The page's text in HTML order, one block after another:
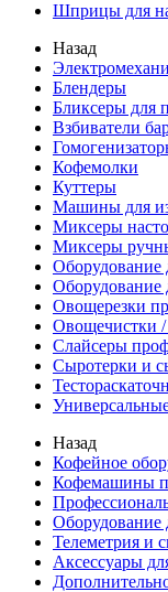
Шприцы для
Назад
Блендеры
Бликсеры для
Взбиватели
Кофемолки
Куттеры
Машины для
Миксеры
Миксеры
Оборудование
Оборудование
Овощерезки
Овощечистки /
Слайсеры
Сыротерки и
Назад
Кофейное
Кофемашины
Оборудование
Телеметрия и
Аксессуары